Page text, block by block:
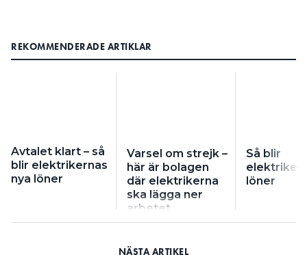
REKOMMENDERADE ARTIKLAR
Avtalet klart – så
blir elektrikernas
nya löner
Varsel om strejk –
här är bolagen
där elektrikerna
ska lägga ner
arbetet
Så blir
löner